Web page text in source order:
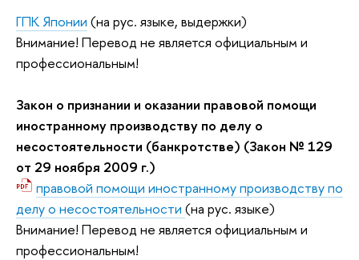
ГПК Японии (на рус. языке, выдержки)
Внимание! Перевод не является официальным и
профессиональным!
Закон о признании и оказании правовой помощи
иностранному производству по делу о
несостоятельности (банкротстве) (Закон № 129
от 29 ноября 2009 г.)
правовой помощи иностранному производству по
делу о несостоятельности (на рус. языке)
Внимание! Перевод не является официальным и
профессиональным!